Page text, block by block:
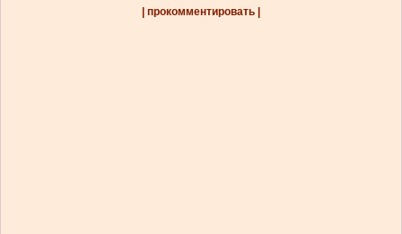
| прокомментировать |